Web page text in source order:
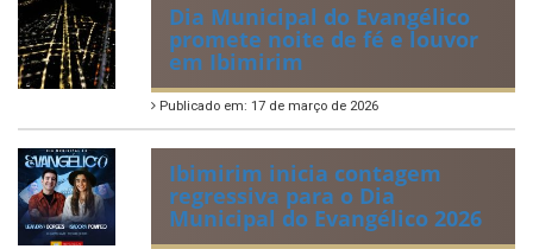
Dia Municipal do Evangélico
promete noite de fé e louvor
em Ibimirim
Publicado em: 17 de março de 2026
Ibimirim inicia contagem
regressiva para o Dia
Municipal do Evangélico 2026